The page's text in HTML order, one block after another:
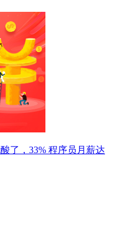
了，33% 程序员月薪达